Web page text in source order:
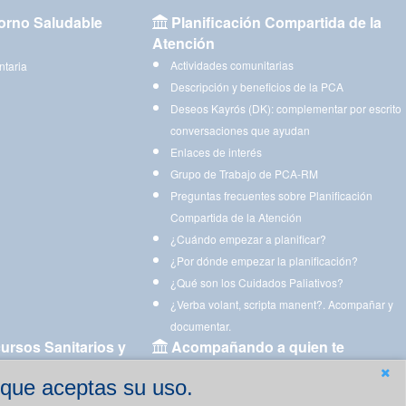
aceptas su uso.
Saludable
Planificación Compartida de la
Atención
Actividades comunitarias
Descripción y beneficios de la PCA
Deseos Kayrós (DK): complementar por escrito
conversaciones que ayudan
Enlaces de interés
Grupo de Trabajo de PCA-RM
Preguntas frecuentes sobre Planificación
Compartida de la Atención
¿Cuándo empezar a planificar?
¿Por dónde empezar la planificación?
¿Qué son los Cuidados Paliativos?
¿Verba volant, scripta manent?. Acompañar y
documentar.
Sanitarios y
Acompañando a quien te
Aplicaciones para descargar